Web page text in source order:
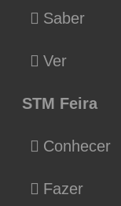
Saber
Ver
STM Feira
Conhecer
Fazer